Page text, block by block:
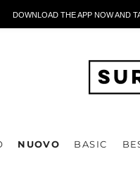
DOWNLOAD THE APP NOW AND
NUOVO BASIC